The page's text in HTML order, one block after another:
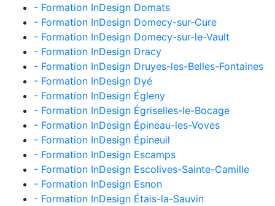
- Formation InDesign Domats
- Formation InDesign Domecy-sur-Cure
- Formation InDesign Domecy-sur-le-Vault
- Formation InDesign Dracy
- Formation InDesign Druyes-les-Belles-Fontaines
- Formation InDesign Dyé
- Formation InDesign Égleny
- Formation InDesign Égriselles-le-Bocage
- Formation InDesign Épineau-les-Voves
- Formation InDesign Épineuil
- Formation InDesign Escamps
- Formation InDesign Escolives-Sainte-Camille
- Formation InDesign Esnon
- Formation InDesign Étais-la-Sauvin